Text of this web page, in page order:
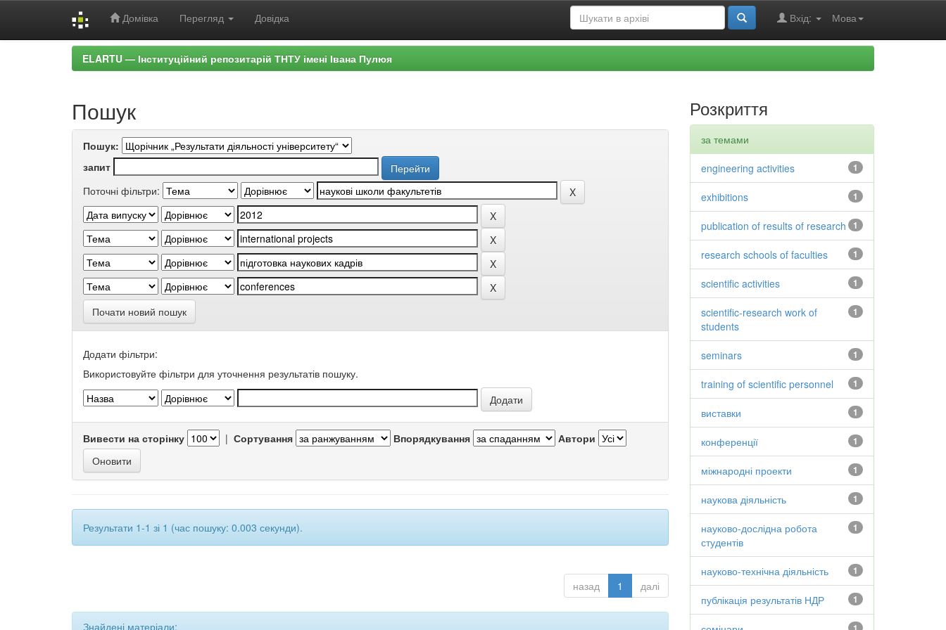
Домівка Перегляд Довідка Мова
Вхід:
ELARTU — Інституційний репозитарій ТНТУ імені Івана Пулюя
Пошук
Пошук:
запит
Поточні фільтри:
Почати новий пошук
Додати фільтри:
Використовуйте фільтри для уточнення результатів пошуку.
Вивести на сторінку | Сортування Впорядкування Автори
Результати 1-1 зі 1 (час пошуку: 0.003 секунди).
назад 1 далі
Знайдені матеріали:
Розкриття
за темами
1
engineering activities
1
exhibitions
1
publication of results of research
1
research schools of faculties
1
scientific activities
1
scientific-research work of
students
1
seminars
1
training of scientific personnel
1
виставки
1
конференції
1
міжнародні проекти
1
наукова діяльність
1
науково-дослідна робота
студентів
1
науково-технічна діяльність
1
публікація результатів НДР